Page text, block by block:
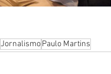
JornalismoPaulo Martins